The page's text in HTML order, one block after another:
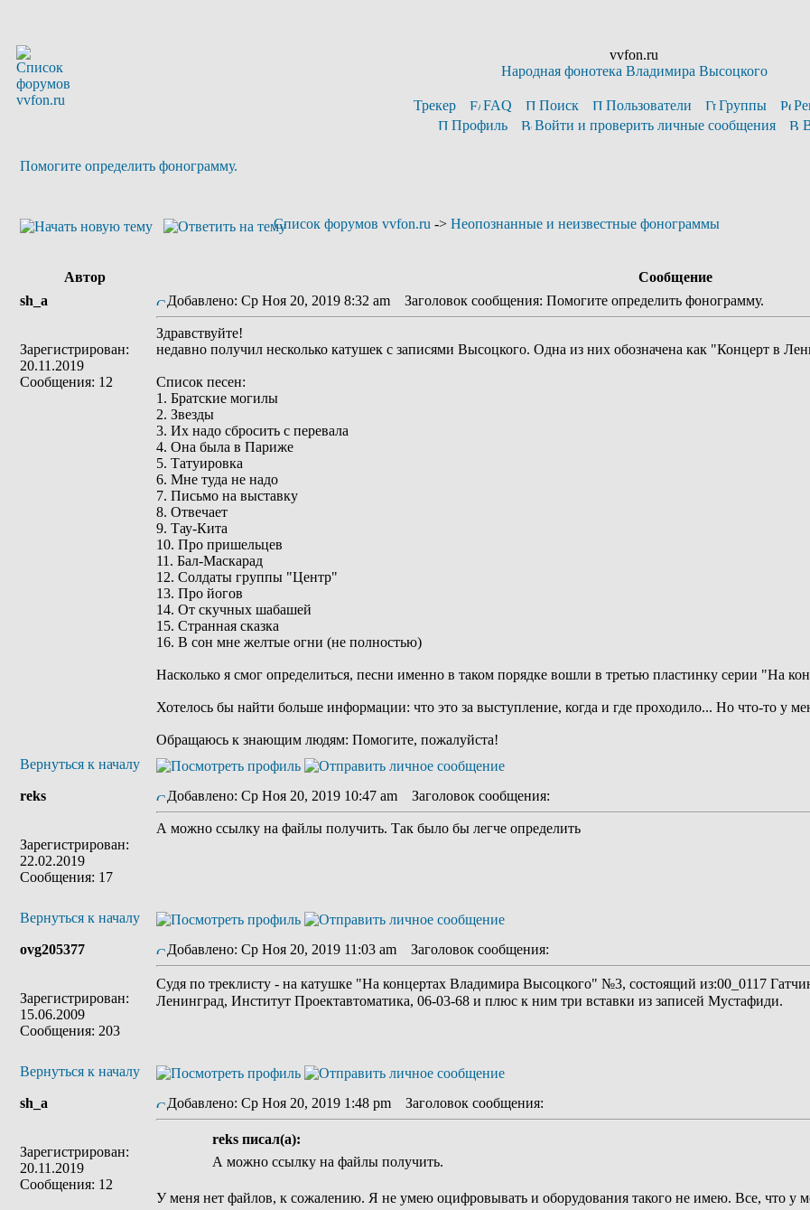
vvfon.ru
Народная фонотека Владимира Высоцкого
Трекер FAQ Поиск Пользователи Группы
Профиль
Войти и проверить личные сообщения
Помогите определить фонограмму.
Список форумов vvfon.ru -> Неопознанные и неизвестные фонограммы
Автор
Сообщение
sh_a
Зарегистрирован:
20.11.2019
Сообщения: 12
Добавлено: Ср Ноя 20, 2019 8:32 am Заголовок сообщения: Помогите определить фонограмму.
Здравствуйте!
недавно получил несколько катушек с записями Высоцкого. Одна из них обозначена как "Концерт в
Список песен:
1. Братские могилы
2. Звезды
3. Их надо сбросить с перевала
4. Она была в Париже
5. Татуировка
6. Мне туда не надо
7. Письмо на выставку
8. Отвечает
9. Тау-Кита
10. Про пришельцев
11. Бал-Маскарад
12. Солдаты группы "Центр"
13. Про йогов
14. От скучных шабашей
15. Странная сказка
16. В сон мне желтые огни (не полностью)
Насколько я смог определиться, песни именно в таком порядке вошли в третью пластинку серии "На
Хотелось бы найти больше информации: что это за выступление, когда и где проходило... Но что-то у
Обращаюсь к знающим людям: Помогите, пожалуйста!
Вернуться к началу
reks
Зарегистрирован:
22.02.2019
Сообщения: 17
Добавлено: Ср Ноя 20, 2019 10:47 am Заголовок сообщения:
А можно ссылку на файлы получить. Так было бы легче определить
Вернуться к началу
ovg205377
Зарегистрирован:
15.06.2009
Сообщения: 203
Добавлено: Ср Ноя 20, 2019 11:03 am Заголовок сообщения:
Судя по треклисту - на катушке "На концертах Владимира Высоцкого" №3, состоящий из:00_0117
Ленинград, Институт Проектавтоматика, 06-03-68 и плюс к ним три вставки из записей Мустафиди.
Вернуться к началу
sh_a
Зарегистрирован:
20.11.2019
Сообщения: 12
Добавлено: Ср Ноя 20, 2019 1:48 pm Заголовок сообщения:
reks писал(а):
А можно ссылку на файлы получить.
У меня нет файлов, к сожалению. Я не умею оцифровывать и оборудования такого не имею. Все, что у